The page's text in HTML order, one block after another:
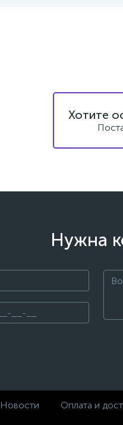
Хотите
Нужна
Новости Оплата и